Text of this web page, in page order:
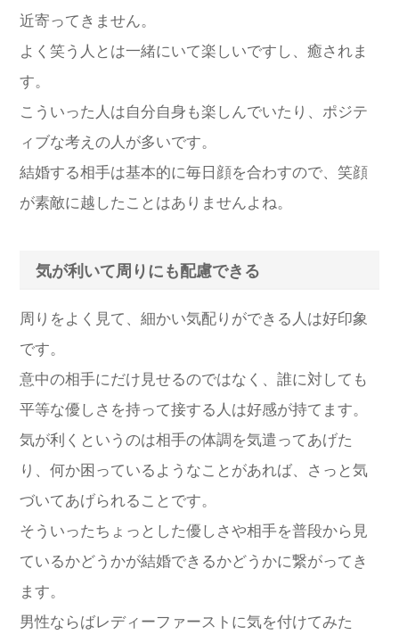
近寄ってきません。
よく笑う人とは一緒にいて楽しいですし、癒されま
す。
こういった人は自分自身も楽しんでいたり、ポジテ
ィブな考えの人が多いです。
結婚する相手は基本的に毎日顔を合わすので、笑顔
が素敵に越したことはありませんよね。
気が利いて周りにも配慮できる
周りをよく見て、細かい気配りができる人は好印象
です。
意中の相手にだけ見せるのではなく、誰に対しても
平等な優しさを持って接する人は好感が持てます。
気が利くというのは相手の体調を気遣ってあげた
り、何か困っているようなことがあれば、さっと気
づいてあげられることです。
そういったちょっとした優しさや相手を普段から見
ているかどうかが結婚できるかどうかに繋がってき
ます。
男性ならばレディーファーストに気を付けてみた